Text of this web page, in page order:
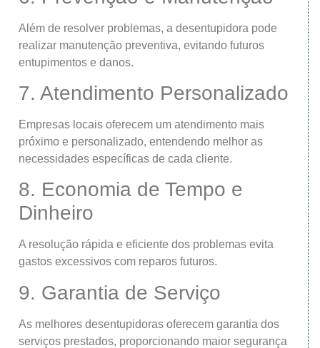
Além de resolver problemas, a desentupidora pode
realizar manutenção preventiva, evitando futuros
entupimentos e danos.
7. Atendimento Personalizado
Empresas locais oferecem um atendimento mais
próximo e personalizado, entendendo melhor as
necessidades específicas de cada cliente.
8. Economia de Tempo e
Dinheiro
A resolução rápida e eficiente dos problemas evita
gastos excessivos com reparos futuros.
9. Garantia de Serviço
As melhores desentupidoras oferecem garantia dos
serviços prestados, proporcionando maior segurança